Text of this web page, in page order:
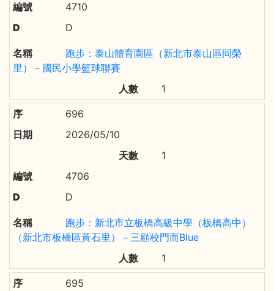
4710
D
跑步：泰山體育園區（新北市泰山區同榮
里）－國民小學籃球聯賽
1
696
2026/05/10
1
4706
D
跑步：新北市立板橋高級中學（板橋高中）
（新北市板橋區黃石里）－三顧校門而Blue
1
695